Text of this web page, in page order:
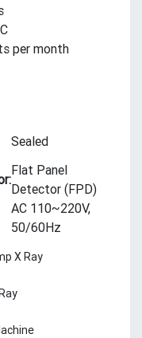
per month
Sealed
Flat Panel
Detector (FPD)
AC 110~220V,
50/60Hz
X Ray